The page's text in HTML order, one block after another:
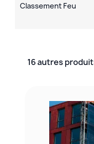
Classement Feu
16 autres